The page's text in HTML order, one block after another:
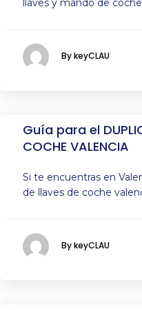
llaves y mando de
By keyCLAU
Guía para el
COCHE VALENCIA
Si te encuentras en
de llaves de coche
By keyCLAU